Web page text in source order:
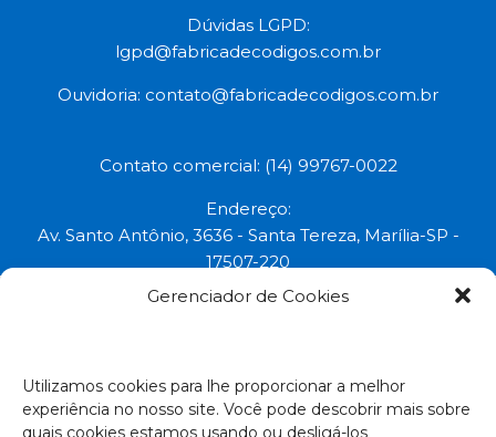
Gerenciador de Cookies
Utilizamos cookies para lhe proporcionar a melhor
experiência no nosso site. Você pode descobrir mais sobre
quais cookies estamos usando ou desligá-los
Dúvidas LGPD:
lgpd@fabricadecodigos.com.br
Ouvidoria: contato@fabricadecodigos.com.br
Contato comercial: (14) 99767-0022
Endereço:
Av. Santo Antônio, 3636 - Santa Tereza, Marília-SP -
17507-220
Todos os direitos reservados © 2023.
Empresa Certificada: